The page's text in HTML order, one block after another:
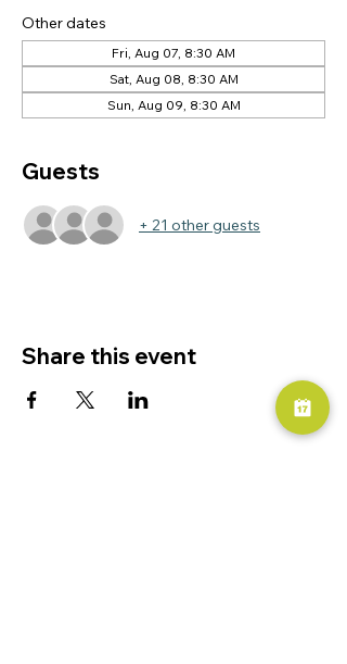
Other dates
Fri, Aug 07, 8:30 AM
Sat, Aug 08, 8:30 AM
Sun, Aug 09, 8:30 AM
Guests
+ 21 other guests
Share this event